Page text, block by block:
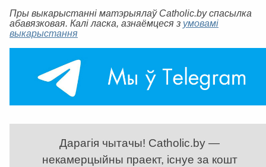
Пры выкарыстанні матэрыялаў Catholic.by спасылка
абавязковая. Калі ласка, азнаёмцеся з умовамі
выкарыстання
Дарагія чытачы! Catholic.by —
некамерцыйны праект, існуе за кошт